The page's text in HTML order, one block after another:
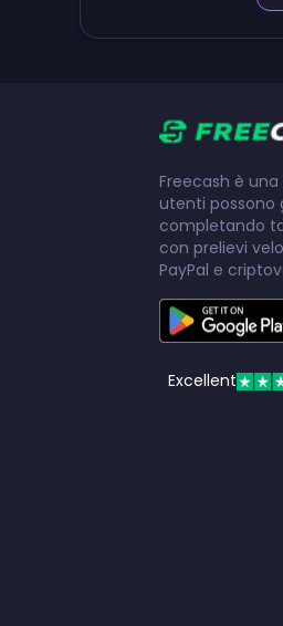
Freecash è
utenti possono
completando
con prelievi
PayPal e
Excellent